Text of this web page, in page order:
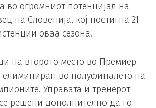
во огромниот потенцијал на
на Словенија, кој постигна 21
оваа сезона.
на второто место во Премиер
елиминиран во полуфиналето на
Управата и тренерот
решени дополнително да го